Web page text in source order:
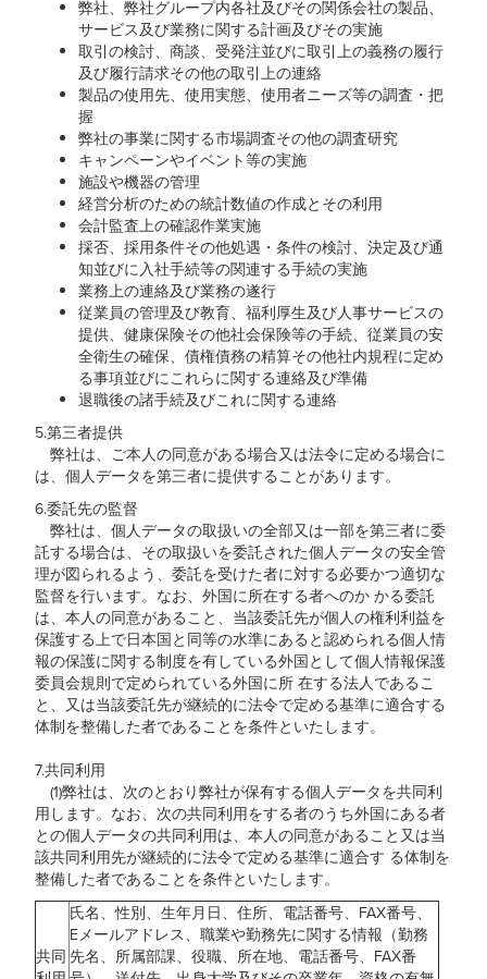
弊社、弊社グループ内各社及びその関係会社の製品、
サービス及び業務に関する計画及びその実施
取引の検討、商談、受発注並びに取引上の義務の履行
及び履行請求その他の取引上の連絡
製品の使用先、使用実態、使用者ニーズ等の調査・把
握
弊社の事業に関する市場調査その他の調査研究
キャンペーンやイベント等の実施
施設や機器の管理
経営分析のための統計数値の作成とその利用
会計監査上の確認作業実施
採否、採用条件その他処遇・条件の検討、決定及び通
知並びに入社手続等の関連する手続の実施
業務上の連絡及び業務の遂行
従業員の管理及び教育、福利厚生及び人事サービスの
提供、健康保険その他社会保険等の手続、従業員の安
全衛生の確保、債権債務の精算その他社内規程に定め
る事項並びにこれらに関する連絡及び準備
退職後の諸手続及びこれに関する連絡
5.第三者提供
弊社は、ご本人の同意がある場合又は法令に定める場合に
は、個人データを第三者に提供することがあります。
6.委託先の監督
弊社は、個人データの取扱いの全部又は一部を第三者に委
託する場合は、その取扱いを委託された個人データの安全管
理が図られるよう、委託を受けた者に対する必要かつ適切な
監督を行います。なお、外国に所在する者へのか かる委託
は、本人の同意があること、当該委託先が個人の権利利益を
保護する上で日本国と同等の水準にあると認められる個人情
報の保護に関する制度を有している外国として個人情報保護
委員会規則で定められている外国に所 在する法人であるこ
と、又は当該委託先が継続的に法令で定める基準に適合する
体制を整備した者であることを条件といたします。
7.共同利用
(1)弊社は、次のとおり弊社が保有する個人データを共同利
用します。なお、次の共同利用をする者のうち外国にある者
との個人データの共同利用は、本人の同意があること又は当
該共同利用先が継続的に法令で定める基準に適合す る体制を
整備した者であることを条件といたします。
共同
氏名、性別、生年月日、住所、電話番号、FAX番号、
Eメールアドレス、職業や勤務先に関する情報（勤務
先名、所属部課、役職、所在地、電話番号、FAX番